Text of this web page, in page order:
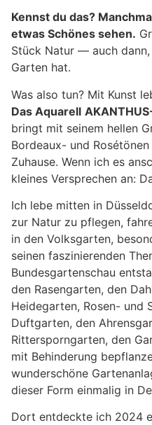
Kennst du das?
etwas Schönes sehen.
Stück Natur — auch
Garten hat.
Was also tun? Mit Kunst
Das Aquarell
bringt mit seinem hellen
Bordeaux- und
Zuhause. Wenn ich es
kleines Versprechen an:
Ich lebe mitten in
zur Natur zu pflegen,
in den Volksgarten,
seinen faszinierenden
Bundesgartenschau
den Rasengarten, den
Heidegarten, Rosen- und
Duftgarten, den
Rittersporngarten, den
mit Behinderung
wunderschöne
dieser Form einmalig in
Dort entdeckte ich 2024